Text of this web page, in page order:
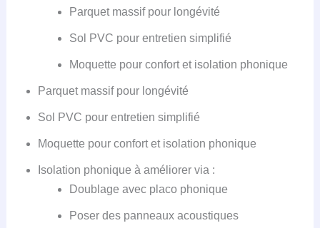
Parquet massif pour longévité
Sol PVC pour entretien simplifié
Moquette pour confort et isolation phonique
Parquet massif pour longévité
Sol PVC pour entretien simplifié
Moquette pour confort et isolation phonique
Isolation phonique à améliorer via :
Doublage avec placo phonique
Poser des panneaux acoustiques